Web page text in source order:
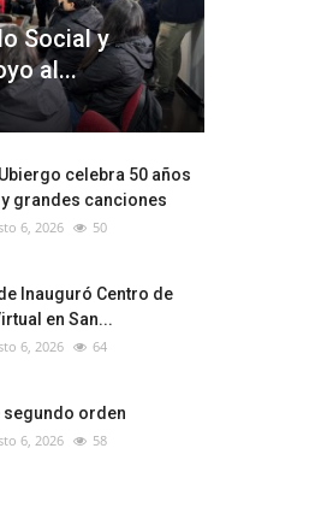
Social y
al...
celebra 50 años
grandes canciones
6, 2026 50
Inauguró Centro de
en San...
6, 2026 64
segundo orden
6, 2026 58